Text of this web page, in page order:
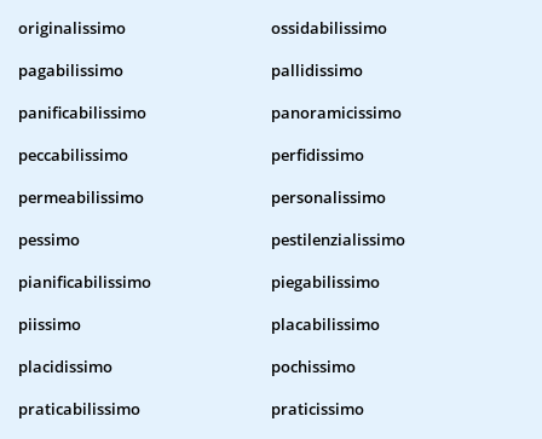
originalissimo
ossidabilissimo
pagabilissimo
pallidissimo
panificabilissimo
panoramicissimo
peccabilissimo
perfidissimo
permeabilissimo
personalissimo
pessimo
pestilenzialissimo
pianificabilissimo
piegabilissimo
piissimo
placabilissimo
placidissimo
pochissimo
praticabilissimo
praticissimo